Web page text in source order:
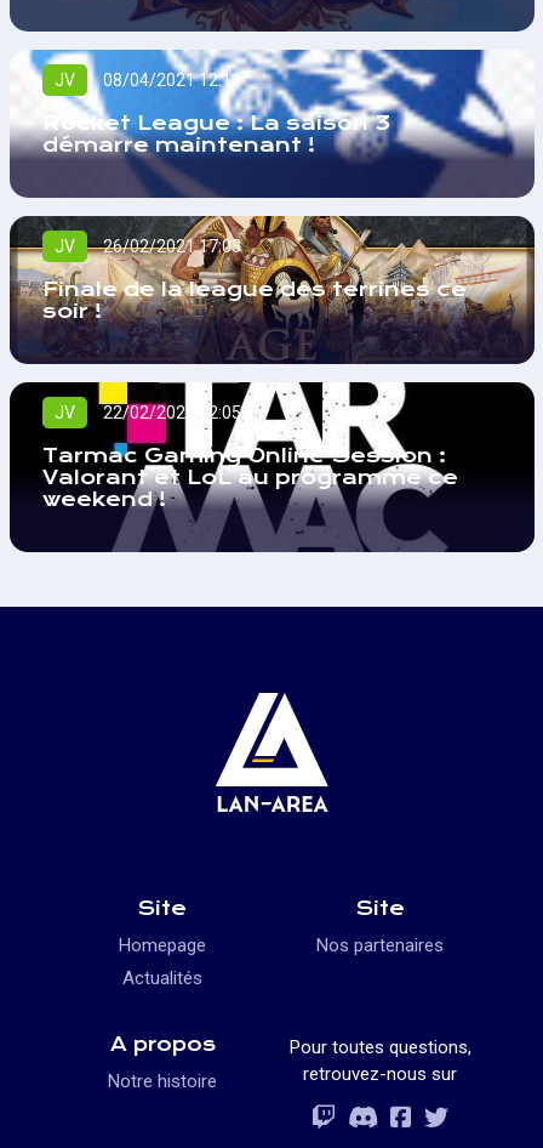
JV 08/04/2021 12:11
Rocket League : La saison 3
démarre maintenant !
JV 26/02/2021 17:03
Finale de la league des terrines ce
soir !
JV 22/02/2021 22:05
Tarmac Gaming Online Session :
Valorant et LoL au programme ce
weekend !
Site
Homepage
Actualités
Site
Nos partenaires
A propos
Notre histoire
Pour toutes questions,
retrouvez-nous sur
Rejoignez-
Rejoignez-
Rejoignez-
Rejoignez-